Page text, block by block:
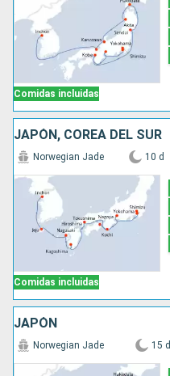
Comidas incluidas
JAPÓN, COREA DEL SUR
Comidas incluidas
Norwegian Jade 10 d
JAPÓN
Norwegian Jade 15 d